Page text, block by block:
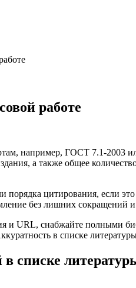
работе
например, ГОСТ 7.1-2003
а также общее
цитирования, если
без лишних
и URL, снабжайте полными
в списке
списке